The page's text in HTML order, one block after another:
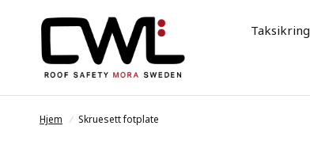
Taksikring
Hjem / Skruesett fotplate